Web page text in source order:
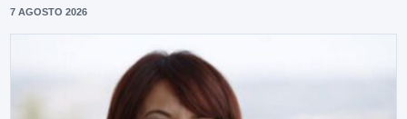
7 AGOSTO 2026